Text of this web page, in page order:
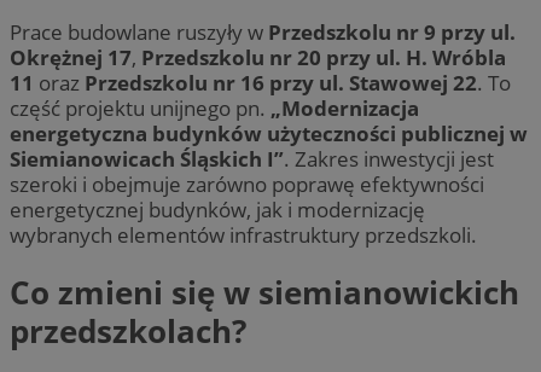
Prace budowlane ruszyły w Przedszkolu nr 9 przy ul.
Okrężnej 17, Przedszkolu nr 20 przy ul. H. Wróbla
11 oraz Przedszkolu nr 16 przy ul. Stawowej 22. To
część projektu unijnego pn. „Modernizacja
energetyczna budynków użyteczności publicznej w
Siemianowicach Śląskich I”. Zakres inwestycji jest
szeroki i obejmuje zarówno poprawę efektywności
energetycznej budynków, jak i modernizację
wybranych elementów infrastruktury przedszkoli.
Co zmieni się w siemianowickich
przedszkolach?